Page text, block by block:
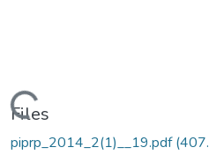
Loading...
Files
piprp_2014_2(1)__19.pdf